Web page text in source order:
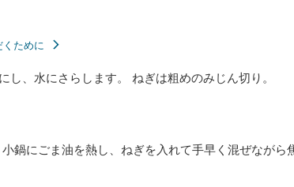
ために
し、水にさらします。 ねぎは粗めのみじん切り。
鍋にごま油を熱し、ねぎを入れて手早く混ぜながら